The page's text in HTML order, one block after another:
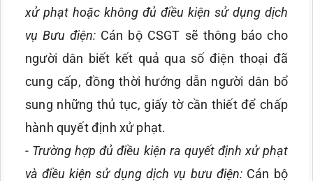
xử phạt hoặc không đủ điều kiện sử dụng dịch
vụ Bưu điện:Cán bộ CSGT sẽ thông báo cho
người dân biết kết quả qua số điện thoại đã
cung cấp, đồng thời hướng dẫn người dân bổ
sung những thủ tục, giấy tờ cần thiết để chấp
hành quyết định xử phạt.
- Trường hợp đủ điều kiện ra quyết định xử phạt
và điều kiện sử dụng dịch vụ bưu điện:Cán bộ